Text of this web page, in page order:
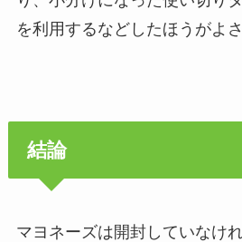
を利用するなどしたほうがよさ
結論
マヨネーズは開封していなけ